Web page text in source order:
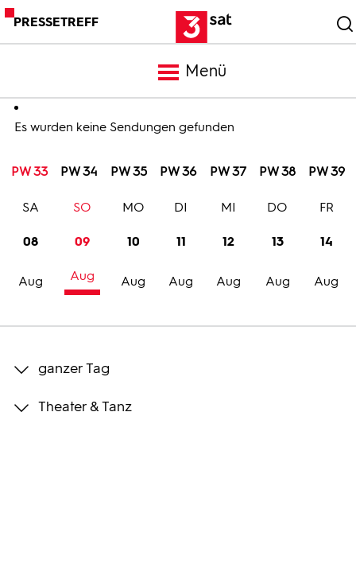
PRESSETREFF
Menü
Meldungen
Programm
Trailer
Bilder
Es wurden keine Sendungen gefunden
PW 33 PW 34 PW 35 PW 36 PW 37 PW 38 PW 39
08
Aug
SA
09
Aug
SO
10
Aug
MO
11
Aug
DI
12
Aug
MI
13
Aug
DO
14
Aug
FR
ganzer Tag
Theater & Tanz